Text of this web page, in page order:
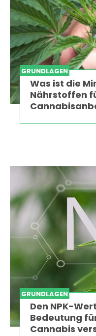
GRUNDLAGEN
Was ist die
Nährstoffen
GRUNDLAGEN
Den NPK-
Bedeutung
Cannabis